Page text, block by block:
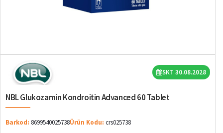
%29
SKT 30.08.2028
NBL Glukozamin Kondroitin Advanced 60 Tablet
Barkod: 8699540025738Ürün Kodu: crs025738